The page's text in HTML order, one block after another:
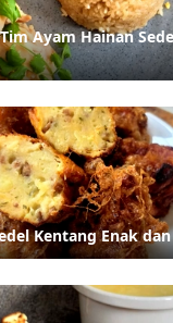
Ayam Hainan
Kentang Enak